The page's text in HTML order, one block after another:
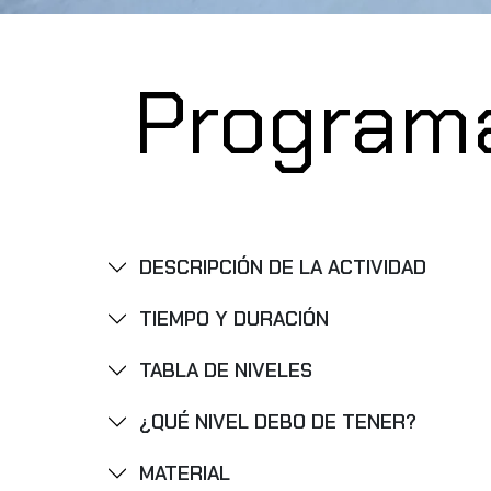
DESCRIPCIÓN DE LA ACTIVIDAD
TIEMPO Y DURACIÓN
TABLA DE NIVELES
¿QUÉ NIVEL DEBO DE TENER?
MATERIAL